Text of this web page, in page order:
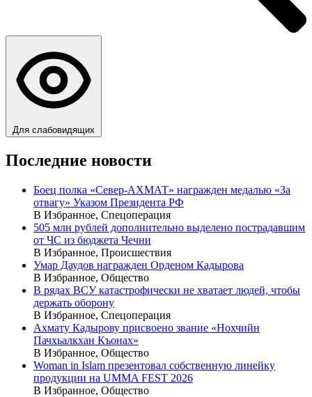
Для слабовидящих
Последние новости
Боец полка «Север-АХМАТ» награжден медалью «За
отвагу» Указом Президента РФ
В Избранное, Спецоперация
505 млн рублей дополнительно выделено пострадавшим
от ЧС из бюджета Чечни
В Избранное, Происшествия
Умар Даудов награжден Орденом Кадырова
В Избранное, Общество
В рядах ВСУ катастрофически не хватает людей, чтобы
держать оборону
В Избранное, Спецоперация
Ахмату Кадырову присвоено звание «Нохчийн
Пачхьалкхан Къонах»
В Избранное, Общество
Woman in Islam презентовал собственную линейку
продукции на UMMA FEST 2026
В Избранное, Общество